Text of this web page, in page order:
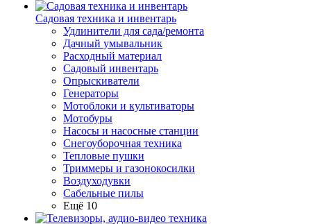
Садовая техника и инвентарь
Удлинители для сада/ремонта
Дачный умывальник
Расходный материал
Садовый инвентарь
Опрыскиватели
Генераторы
Мотоблоки и культиваторы
Мотобуры
Насосы и насосные станции
Снегоуборочная техника
Тепловые пушки
Триммеры и газонокосилки
Воздуходувки
Сабельные пилы
Ещё 10